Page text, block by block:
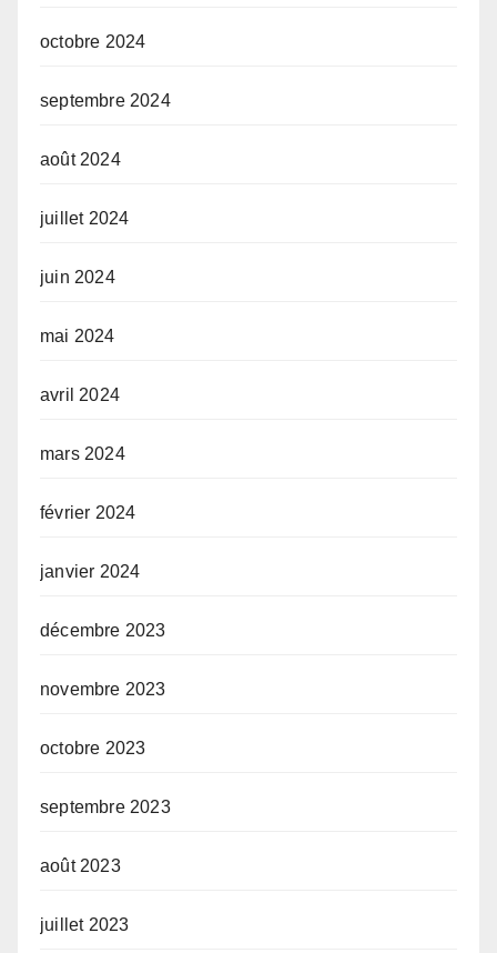
octobre 2024
septembre 2024
août 2024
juillet 2024
juin 2024
mai 2024
avril 2024
mars 2024
février 2024
janvier 2024
décembre 2023
novembre 2023
octobre 2023
septembre 2023
août 2023
juillet 2023